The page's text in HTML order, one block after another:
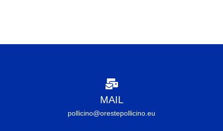
MAIL
pollicino@orestepollicino.eu